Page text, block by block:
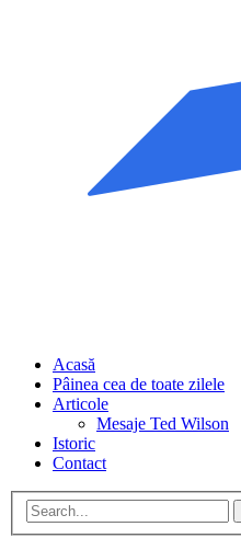
Acasă
Pâinea cea de toate zilele
Articole
Mesaje Ted Wilson
Istoric
Contact